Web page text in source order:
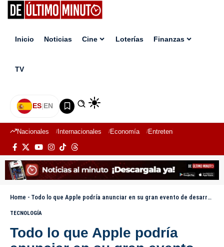
Inicio Noticias Cine Loterías Finanzas
TV
ES|EN
Nacionales Internacionales Economía Entretenimiento
Home - Todo lo que Apple podría anunciar en su gran evento de desarrolladores mañana
TECNOLOGÍA
Todo lo que Apple podría